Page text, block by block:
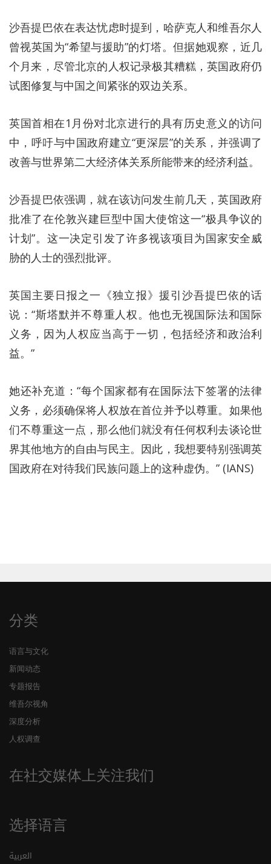
沙吾提巴依在表达忧虑时提到，哈萨克人和维吾尔人
曾视英国为“希望与援助”的灯塔。但据她观察，近几
个月来，尽管北京的人权记录极其糟糕，英国政府仍
试图修复与中国之间紧张的双边关系。
英国首相在1月份对北京进行的具有历史意义的访问
中，呼吁与中国政府建立“更深层”的关系，并强调了
改善与世界第二大经济体关系所能带来的经济利益。
沙吾提巴依强调，就在该访问发生前几天，英国政府
批准了在伦敦兴建巨型中国大使馆这一“极具争议的
计划”。这一决定引发了许多视该项目为国家安全威
胁的人士的强烈批评。
英国主要日报之一《独立报》援引沙吾提巴依的话
说：“斯塔默并不尊重人权。他也无视国际法和国际
义务，因为人权应当高于一切，包括经济和政治利
益。”
她还补充道：“每个国家都有在国际法下签署的法律
义务，必须确保将人权放在首位并予以尊重。如果他
们不尊重这一点，那么他们就没有任何权利去谈论世
界其他地方的自由与民主。因此，我想要特别强调英
国政府在对待我们民族问题上的这种虚伪。” (IANS)
分类
语言与文化
新闻动态
专题报告
维吾尔视角
深度分析
人权调查
在社交媒体上关注我们
选择语言
العربية